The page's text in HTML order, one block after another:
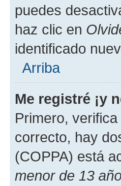
puedes
haz clic en
identificado
Arriba
Me registré ¡y
Primero,
correcto, hay
(COPPA) está
menor de 13